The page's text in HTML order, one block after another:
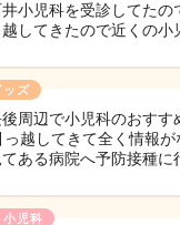
小児科を受診してたの
してきたので近くの小
ッズ
周辺で小児科のおすす
っ越してきて全く情報
ある病院へ予防接種に
小児科